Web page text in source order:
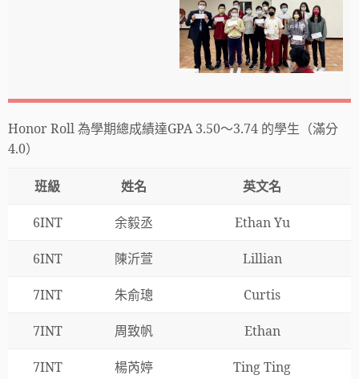
Honor Roll 為學期總成績達GPA 3.50～3.74 的學生（滿分
4.0）
班級 姓名 英文名
6INT 余毅丞 Ethan Yu
6INT 陳沂萱 Lillian
7INT 朱俞璁 Curtis
7INT 周致帆 Ethan
7INT 楊芮婷 Ting Ting